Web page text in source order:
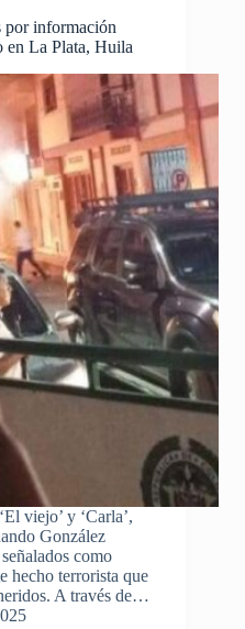
por información
en La Plata, Huila
viejo’ y ‘Carla’,
González
como
hecho terrorista que
A través de…